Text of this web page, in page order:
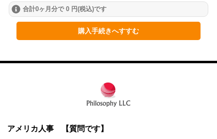
アメリカ人事 【質問です】
2024年
2月
7月 8月 9月
11月
1月 2月
合計0ヶ月分で 0 円(税込)です
購入手続きへすすむ